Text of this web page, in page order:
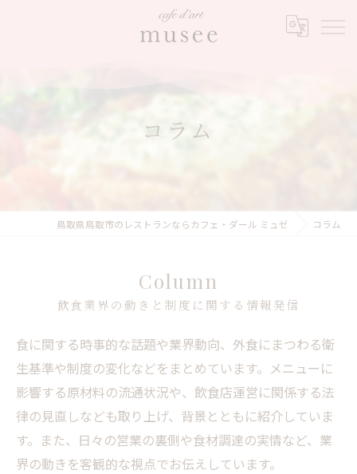
コラム
鳥取県鳥取市のレストランならカフェ・ダール ミュゼ コラム
Column
飲食業界の動きと制度に関する情報発信
食に関する時事的な話題や業界動向、外食にまつわる衛
生基準や制度の変化などをまとめています。メニューに
影響する原材料の流通状況や、飲食店運営に関係する法
律の見直しなども取り上げ、背景とともに紹介していま
す。また、日々の営業の裏側や食材調達の実情など、業
界の動きを客観的な視点でお伝えしています。